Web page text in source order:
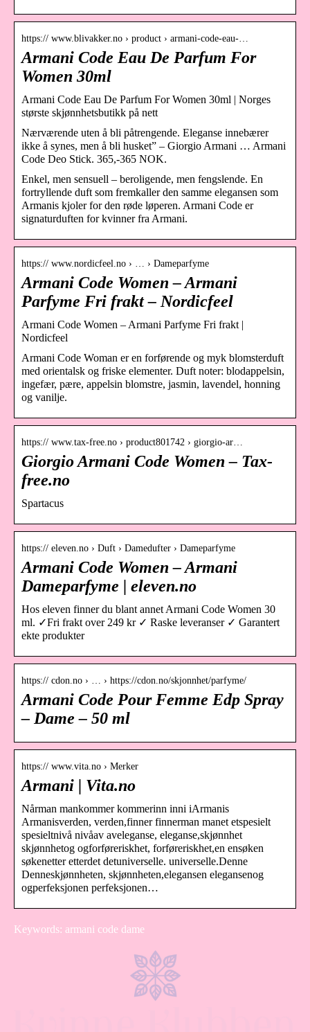
https:// www.blivakker.no › product › armani-code-eau-…
Armani Code Eau De Parfum For
Women 30ml
Armani Code Eau De Parfum For Women 30ml | Norges
største skjønnhetsbutikk på nett
Nærværende uten å bli påtrengende. Eleganse innebærer
ikke å synes, men å bli husket” – Giorgio Armani … Armani
Code Deo Stick. 365,-365 NOK.
Enkel, men sensuell – beroligende, men fengslende. En
fortryllende duft som fremkaller den samme elegansen som
Armanis kjoler for den røde løperen. Armani Code er
signaturduften for kvinner fra Armani.
https:// www.nordicfeel.no › … › Dameparfyme
Armani Code Women – Armani
Parfyme Fri frakt – Nordicfeel
Armani Code Women – Armani Parfyme Fri frakt |
Nordicfeel
Armani Code Woman er en forførende og myk blomsterduft
med orientalsk og friske elementer. Duft noter: blodappelsin,
ingefær, pære, appelsin blomstre, jasmin, lavendel, honning
og vanilje.
https:// www.tax-free.no › product801742 › giorgio-ar…
Giorgio Armani Code Women – Tax-
free.no
Spartacus
https:// eleven.no › Duft › Damedufter › Dameparfyme
Armani Code Women – Armani
Dameparfyme | eleven.no
Hos eleven finner du blant annet Armani Code Women 30
ml. ✓Fri frakt over 249 kr ✓ Raske leveranser ✓ Garantert
ekte produkter
https:// cdon.no › … › https://cdon.no/skjonnhet/parfyme/
Armani Code Pour Femme Edp Spray
– Dame – 50 ml
https:// www.vita.no › Merker
Armani | Vita.no
Nårman mankommer kommerinn inni iArmanis
Armanisverden, verden,finner finnerman manet etspesielt
spesieltnivå nivåav aveleganse, eleganse,skjønnhet
skjønnhetog ogforføreriskhet, forføreriskhet,en ensøken
søkenetter etterdet detuniverselle. universelle.Denne
Denneskjønnheten, skjønnheten,elegansen elegansenog
ogperfeksjonen perfeksjonen…
Keywords: armani code dame